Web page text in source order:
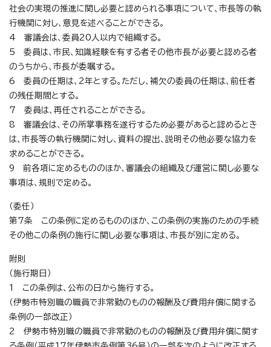
社会の実現の推進に関し必要と認められる事項について、市長等の執
行機関に対し、意見を述べることができる。
4 審議会は、委員20人以内で組織する。
5 委員は、市民、知識経験を有する者その他市長が必要と認める者
のうちから、市長が委嘱する。
6 委員の任期は、2年とする。ただし、補欠の委員の任期は、前任者
の残任期間とする。
7 委員は、再任されることができる。
8 審議会は、その所掌事務を遂行するため必要があると認めるとき
は、市長等の執行機関に対し、資料の提出、説明その他必要な協力を
求めることができる。
9 前各項に定めるもののほか、審議会の組織及び運営に関し必要な
事項は、規則で定める。
（委任）
第7条 この条例に定めるもののほか、この条例の実施のための手続
その他この条例の施行に関し必要な事項は、市長が別に定める。
附則
（施行期日）
1 この条例は、公布の日から施行する。
（伊勢市特別職の職員で非常勤のものの報酬及び費用弁償に関する
条例の一部改正）
2 伊勢市特別職の職員で非常勤のものの報酬及び費用弁償に関す